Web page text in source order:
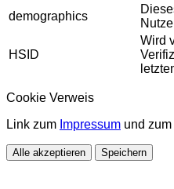
demographics
HSID
Wird
Cookie Verweis
Link zum Impressum und zum
Alle akzeptieren Speichern